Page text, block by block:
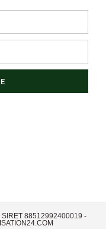
SIRET 88512992400019 -